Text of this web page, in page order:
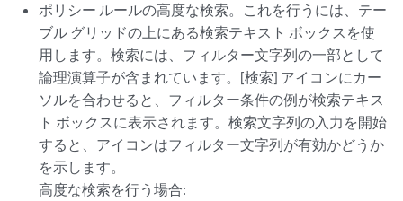
ポリシー ルールの高度な検索。これを行うには、テー
ブル グリッドの上にある検索テキスト ボックスを使
用します。検索には、フィルター文字列の一部として
論理演算子が含まれています。[検索] アイコンにカー
ソルを合わせると、フィルター条件の例が検索テキス
ト ボックスに表示されます。検索文字列の入力を開始
すると、アイコンはフィルター文字列が有効かどうか
を示します。
高度な検索を行う場合: